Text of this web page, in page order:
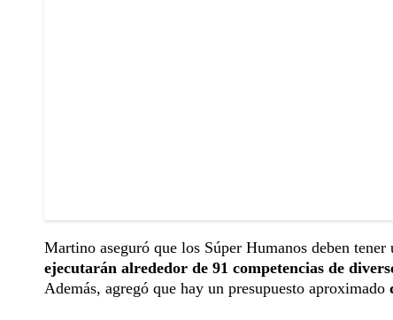
Martino aseguró que los Súper Humanos deben
ejecutarán alrededor de 91 competencias de
Además, agregó que hay un presupuesto aproximado